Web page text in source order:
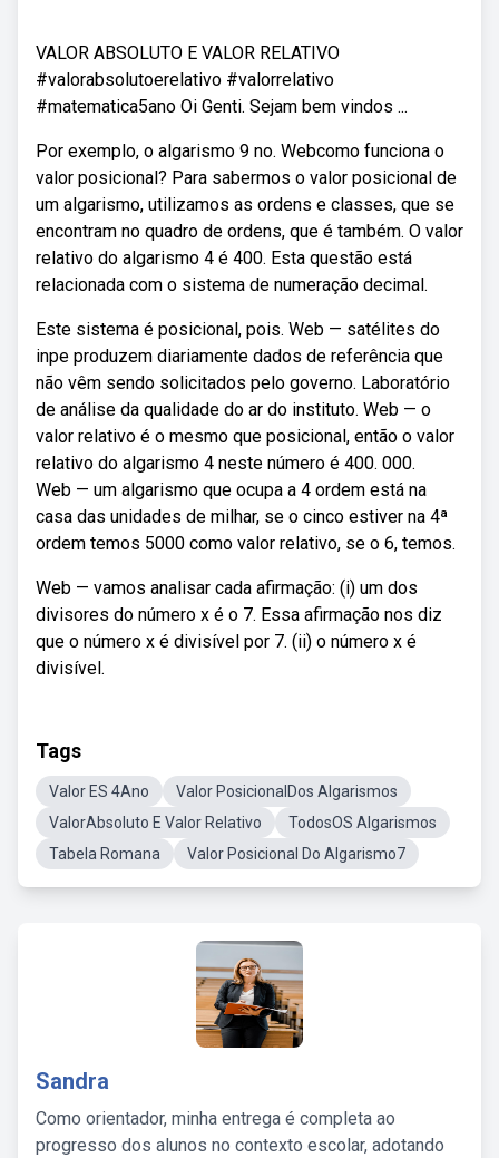
VALOR ABSOLUTO E VALOR RELATIVO
#valorabsolutoerelativo #valorrelativo
#matematica5ano Oi Genti. Sejam bem vindos ...
Por exemplo, o algarismo 9 no. Webcomo funciona o
valor posicional? Para sabermos o valor posicional de
um algarismo, utilizamos as ordens e classes, que se
encontram no quadro de ordens, que é também. O valor
relativo do algarismo 4 é 400. Esta questão está
relacionada com o sistema de numeração decimal.
Este sistema é posicional, pois. Web — satélites do
inpe produzem diariamente dados de referência que
não vêm sendo solicitados pelo governo. Laboratório
de análise da qualidade do ar do instituto. Web — o
valor relativo é o mesmo que posicional, então o valor
relativo do algarismo 4 neste número é 400. 000.
Web — um algarismo que ocupa a 4 ordem está na
casa das unidades de milhar, se o cinco estiver na 4ª
ordem temos 5000 como valor relativo, se o 6, temos.
Web — vamos analisar cada afirmação: (i) um dos
divisores do número x é o 7. Essa afirmação nos diz
que o número x é divisível por 7. (ii) o número x é
divisível.
Tags
Valor ES 4Ano
Valor PosicionalDos Algarismos
ValorAbsoluto E Valor Relativo
TodosOS Algarismos
Tabela Romana
Valor Posicional Do Algarismo7
Sandra
Como orientador, minha entrega é completa ao
progresso dos alunos no contexto escolar, adotando